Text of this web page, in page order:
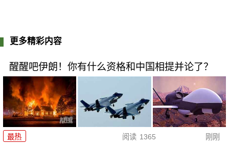
更多精彩内容
醒醒吧伊朗！你有什么资格和中国相提并论了？
最热 阅读 1365 刚刚